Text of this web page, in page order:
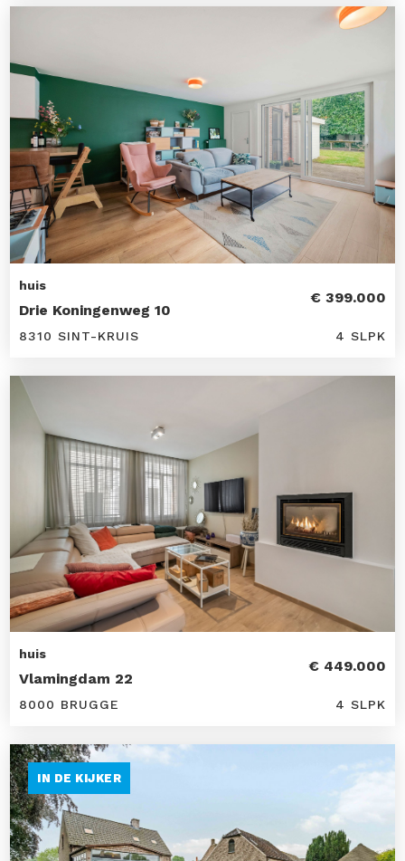
huis
Drie Koningenweg 10
€ 399.000
8310 SINT-KRUIS 4 SLPK
huis
Vlamingdam 22
€ 449.000
8000 BRUGGE 4 SLPK
IN DE KIJKER